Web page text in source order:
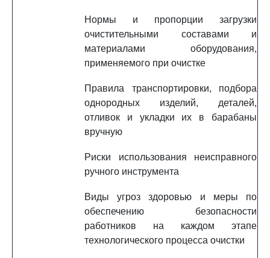
Нормы и пропорции загрузки
очистительными составами и
материалами оборудования,
применяемого при очистке
Правила транспортировки, подбора
однородных изделий, деталей,
отливок и укладки их в барабаны
вручную
Риски использования неисправного
ручного инструмента
Виды угроз здоровью и меры по
обеспечению безопасности
работников на каждом этапе
технологического процесса очистки